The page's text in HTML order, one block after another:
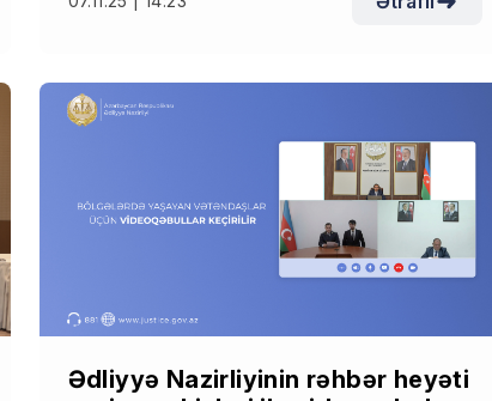
Ədliyyə Nazirliyinin rəhbər heyəti